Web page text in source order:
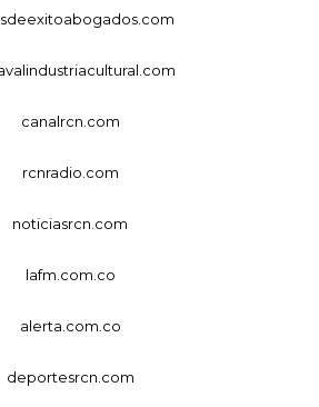
canalrcn.com
rcnradio.com
noticiasrcn.com
lafm.com.co
alerta.com.co
deportesrcn.com